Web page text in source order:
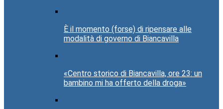
È il momento (forse) di ripensare alle
modalità di governo di Biancavilla
«Centro storico di Biancavilla, ore 23: un
bambino mi ha offerto della droga»